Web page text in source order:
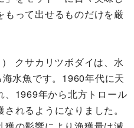
もって出せるものだけを厳
クサカリツボダイは、水
水魚です。1960年代に天
、1969年から北方トロール
れるようになりました。